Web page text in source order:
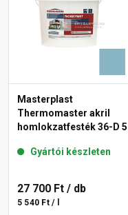
Masterplast
Thermomaster akril
homlokzatfesték 36-D 5 l
Gyártói készleten
27 700 Ft / db
5 540 Ft / l